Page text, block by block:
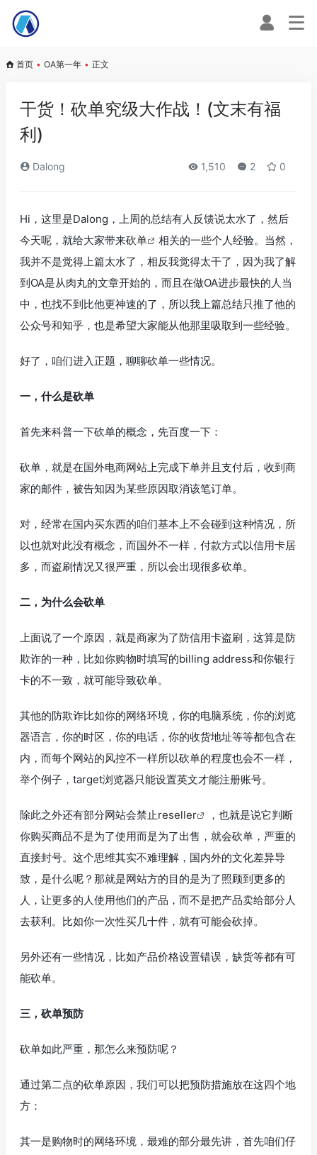
首页 • OA第一年 • 正文
干货！砍单究级大作战！(文末有福
利)
Dalong 1,510 2 0
Hi，这里是Dalong，上周的总结有人反馈说太水了，然后
今天呢，就给大家带来砍单
相关的一些个人经验。当然，
我并不是觉得上篇太水了，相反我觉得太干了，因为我了解
到OA是从肉丸的文章开始的，而且在做OA进步最快的人当
中，也找不到比他更神速的了，所以我上篇总结只推了他的
公众号和知乎，也是希望大家能从他那里吸取到一些经验。
好了，咱们进入正题，聊聊砍单一些情况。
一，什么是砍单
首先来科普一下砍单的概念，先百度一下：
砍单，就是在国外电商网站上完成下单并且支付后，收到商
家的邮件，被告知因为某些原因取消该笔订单。
对，经常在国内买东西的咱们基本上不会碰到这种情况，所
以也就对此没有概念，而国外不一样，付款方式以信用卡居
多，而盗刷情况又很严重，所以会出现很多砍单。
二，为什么会砍单
上面说了一个原因，就是商家为了防信用卡盗刷，这算是防
欺诈的一种，比如你购物时填写的billing address和你银行
卡的不一致，就可能导致砍单。
其他的防欺诈比如你的网络环境，你的电脑系统，你的浏览
器语言，你的时区，你的电话，你的收货地址等等都包含在
内，而每个网站的风控不一样所以砍单的程度也会不一样，
举个例子，target浏览器只能设置英文才能注册账号。
除此之外还有部分网站会禁止reseller
，也就是说它判断
你购买商品不是为了使用而是为了出售，就会砍单，严重的
直接封号。这个思维其实不难理解，国内外的文化差异导
致，是什么呢？那就是网站方的目的是为了照顾到更多的
人，让更多的人使用他们的产品，而不是把产品卖给部分人
去获利。比如你一次性买几十件，就有可能会砍掉。
另外还有一些情况，比如产品价格设置错误，缺货等都有可
能砍单。
三，砍单预防
砍单如此严重，那怎么来预防呢？
通过第二点的砍单原因，我们可以把预防措施放在这四个地
方：
其一是购物时的网络环境，最难的部分最先讲，首先咱们仔